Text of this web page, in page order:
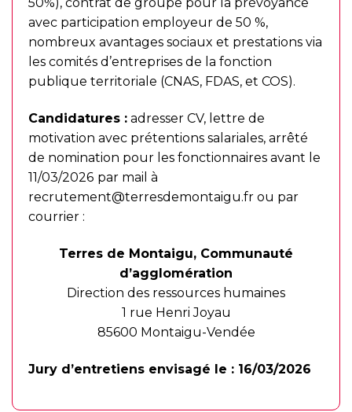
avec participation employeur de 50 %,
nombreux avantages sociaux et prestations via
les comités d’entreprises de la fonction
publique territoriale (CNAS, FDAS, et COS).
Candidatures : adresser CV, lettre de
motivation avec prétentions salariales, arrêté
de nomination pour les fonctionnaires avant le
11/03/2026 par mail à
recrutement@terresdemontaigu.fr ou par
courrier :
Terres de Montaigu, Communauté
d’agglomération
Direction des ressources humaines
1 rue Henri Joyau
85600 Montaigu-Vendée
Jury d’entretiens envisagé le : 16/03/2026